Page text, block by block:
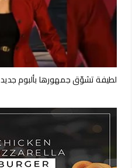
لطيفة تشوّق جمهورها بألبوم جديد